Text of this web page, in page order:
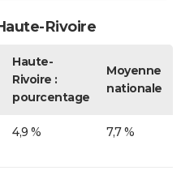
Rivoire
Haute-
Rivoire :
pourcentage
Moyenne
nationale
4,9 % 7,7 %